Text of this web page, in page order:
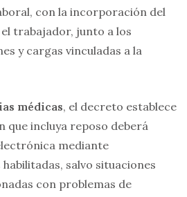
con la incorporación del
trabajador, junto a los
y cargas vinculadas a la
médicas, el decreto establece
que incluya reposo deberá
mediante
salvo situaciones
con problemas de